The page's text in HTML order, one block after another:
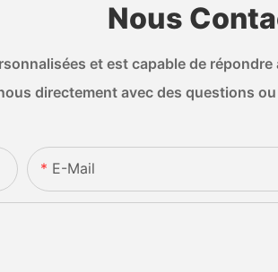
Nous
et est capable de
directement avec des questions
E-Mail